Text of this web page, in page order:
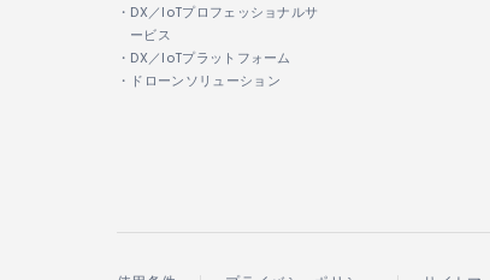
・DX／IoTプロフェッショナルサ
ービス
・DX／IoTプラットフォーム
・ドローンソリューション